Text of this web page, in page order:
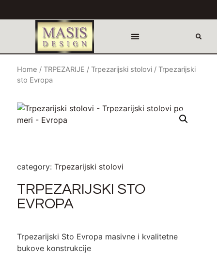
Home / TRPEZARIJE / Trpezarijski stolovi / Trpezarijski
sto Evropa
category: Trpezarijski stolovi
TRPEZARIJSKI STO
EVROPA
Trpezarijski Sto Evropa masivne i kvalitetne
bukove konstrukcije